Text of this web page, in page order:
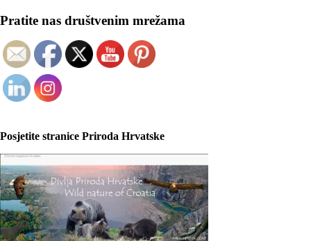
Pratite nas društvenim mrežama
Posjetite stranice Priroda Hrvatske